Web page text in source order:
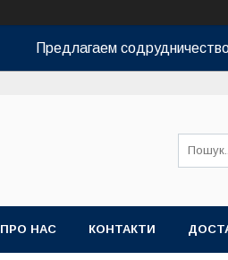
Предлагаем
ПРО НАС КОНТАКТИ